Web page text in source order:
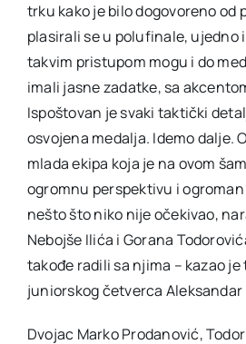
trku kako je bilo dogovoreno od
plasirali se u polufinale, ujedno
takvim pristupom mogu i do
imali jasne zadatke, sa
Ispoštovan je svaki taktički
osvojena medalja. Idemo dalje.
mlada ekipa koja je na ovom
ogromnu perspektivu i
nešto što niko nije očekivao,
Nebojše Ilića i Gorana
takođe radili sa njima – kazao
juniorskog četverca Aleksandar
Dvojac Marko Prodanović,